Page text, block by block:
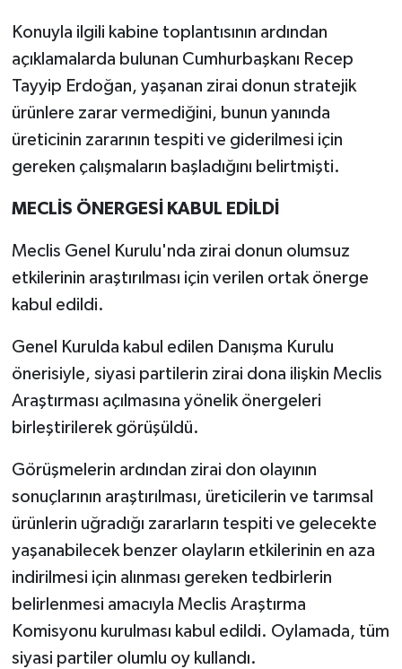
Konuyla ilgili kabine toplantısının ardından
açıklamalarda bulunan Cumhurbaşkanı Recep
Tayyip Erdoğan, yaşanan zirai donun stratejik
ürünlere zarar vermediğini, bunun yanında
üreticinin zararının tespiti ve giderilmesi için
gereken çalışmaların başladığını belirtmişti.
MECLİS ÖNERGESİ KABUL EDİLDİ
Meclis Genel Kurulu'nda zirai donun olumsuz
etkilerinin araştırılması için verilen ortak önerge
kabul edildi.
Genel Kurulda kabul edilen Danışma Kurulu
önerisiyle, siyasi partilerin zirai dona ilişkin Meclis
Araştırması açılmasına yönelik önergeleri
birleştirilerek görüşüldü.
Görüşmelerin ardından zirai don olayının
sonuçlarının araştırılması, üreticilerin ve tarımsal
ürünlerin uğradığı zararların tespiti ve gelecekte
yaşanabilecek benzer olayların etkilerinin en aza
indirilmesi için alınması gereken tedbirlerin
belirlenmesi amacıyla Meclis Araştırma
Komisyonu kurulması kabul edildi. Oylamada, tüm
siyasi partiler olumlu oy kullandı.